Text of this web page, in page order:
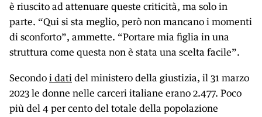
è riuscito ad attenuare queste criticità, ma solo in
parte. “Qui si sta meglio, però non mancano i momenti
di sconforto”, ammette. “Portare mia figlia in una
struttura come questa non è stata una scelta facile”.
Secondo i dati del ministero della giustizia, il 31 marzo
2023 le donne nelle carceri italiane erano 2.477. Poco
più del 4 per cento del totale della popolazione